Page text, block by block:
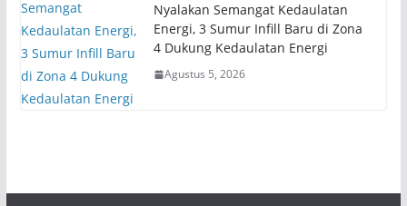
Nyalakan Semangat Kedaulatan
Energi, 3 Sumur Infill Baru di Zona
4 Dukung Kedaulatan Energi
Agustus 5, 2026